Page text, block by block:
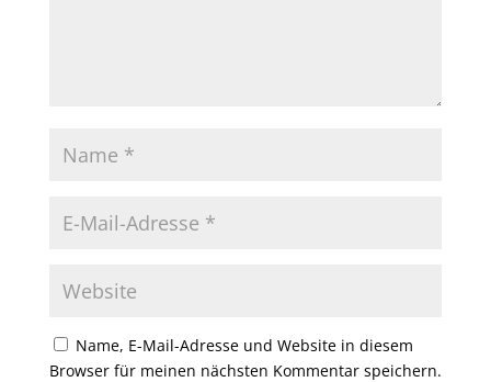
Name, E-Mail-Adresse und Website in diesem
Browser für meinen nächsten Kommentar speichern.